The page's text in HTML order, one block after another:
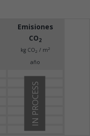
Emisiones
CO2
kg CO2 / m2
año
IN PROCESS